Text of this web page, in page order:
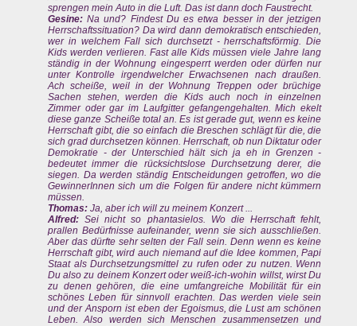
sprengen mein Auto in die Luft. Das ist dann doch Faustrecht.
Gesine: Na und? Findest Du es etwa besser in der jetzigen
Herrschaftssituation? Da wird dann demokratisch entschieden,
wer in welchem Fall sich durchsetzt - herrschaftsförmig. Die
Kids werden verlieren. Fast alle Kids müssen viele Jahre lang
ständig in der Wohnung eingesperrt werden oder dürfen nur
unter Kontrolle irgendwelcher Erwachsenen nach draußen.
Ach scheiße, weil in der Wohnung Treppen oder brüchige
Sachen stehen, werden die Kids auch noch in einzelnen
Zimmer oder gar im Laufgitter gefangengehalten. Mich ekelt
diese ganze Scheiße total an. Es ist gerade gut, wenn es keine
Herrschaft gibt, die so einfach die Breschen schlägt für die, die
sich grad durchsetzen können. Herrschaft, ob nun Diktatur oder
Demokratie - der Unterschied hält sich ja eh in Grenzen -
bedeutet immer die rücksichtslose Durchsetzung derer, die
siegen. Da werden ständig Entscheidungen getroffen, wo die
GewinnerInnen sich um die Folgen für andere nicht kümmern
müssen.
Thomas: Ja, aber ich will zu meinem Konzert ...
Alfred: Sei nicht so phantasielos. Wo die Herrschaft fehlt,
prallen Bedürfnisse aufeinander, wenn sie sich ausschließen.
Aber das dürfte sehr selten der Fall sein. Denn wenn es keine
Herrschaft gibt, wird auch niemand auf die Idee kommen, Papi
Staat als Durchsetzungsmittel zu rufen oder zu nutzen. Wenn
Du also zu deinem Konzert oder weiß-ich-wohin willst, wirst Du
zu denen gehören, die eine umfangreiche Mobilität für ein
schönes Leben für sinnvoll erachten. Das werden viele sein
und der Ansporn ist eben der Egoismus, die Lust am schönen
Leben. Also werden sich Menschen zusammensetzen und